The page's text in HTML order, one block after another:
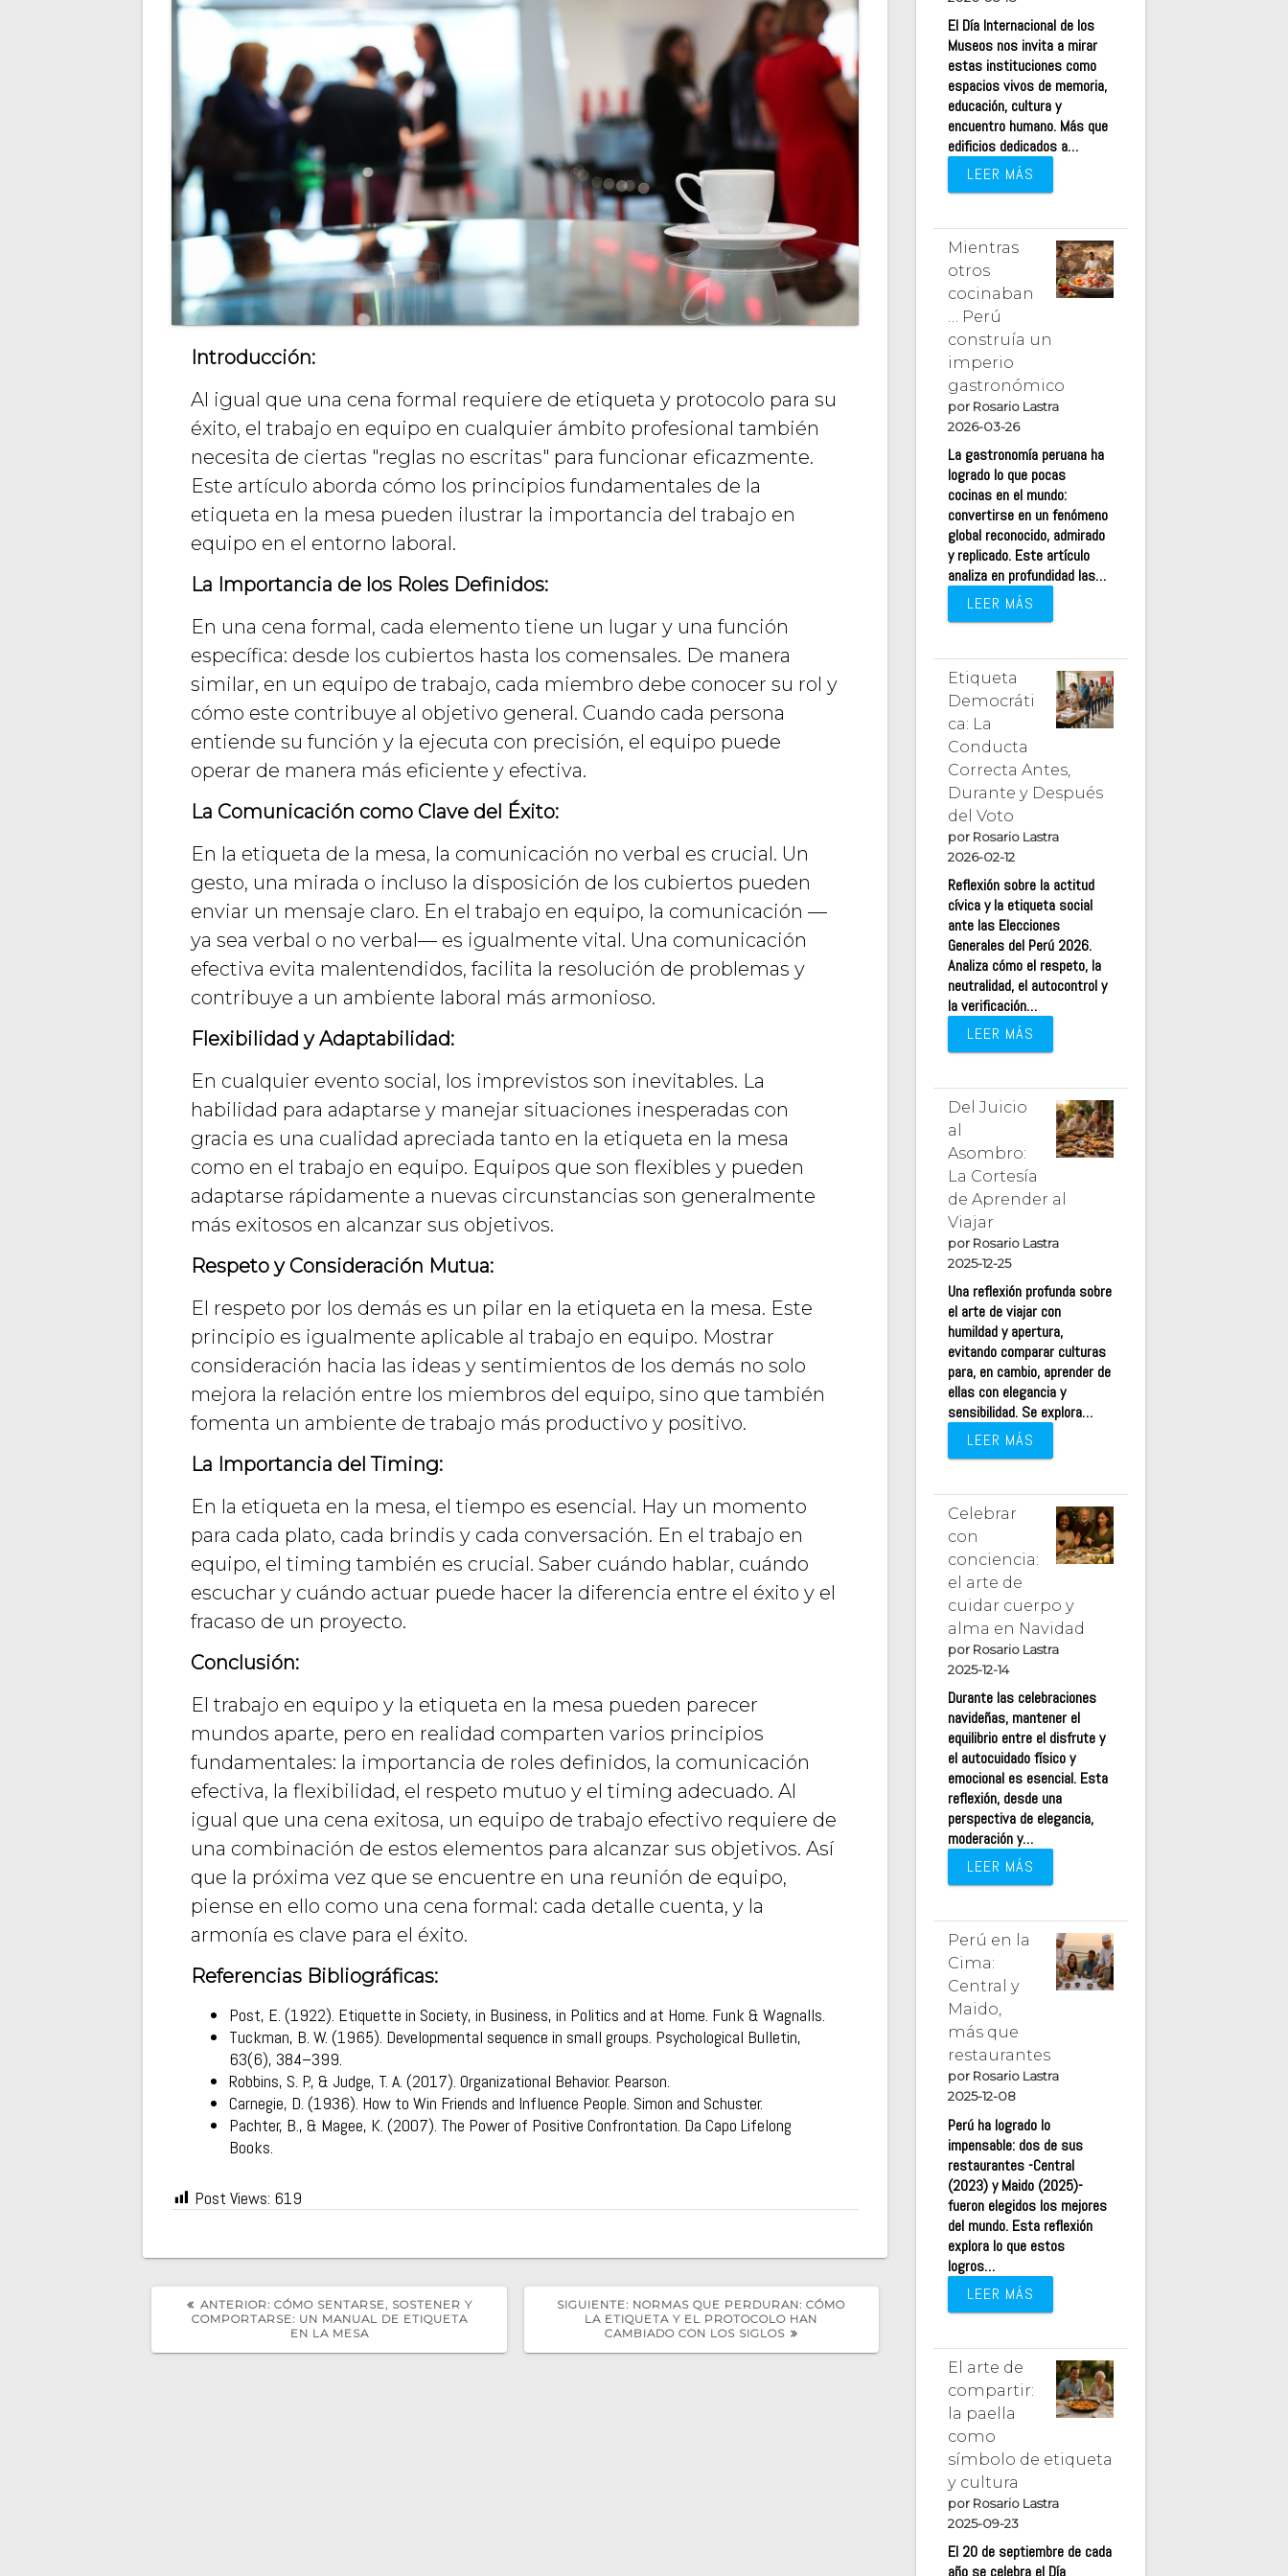
Introducción:
Al igual que una cena formal requiere de etiqueta y protocolo para su
éxito, el trabajo en equipo en cualquier ámbito profesional también
necesita de ciertas "reglas no escritas" para funcionar eficazmente.
Este artículo aborda cómo los principios fundamentales de la
etiqueta en la mesa pueden ilustrar la importancia del trabajo en
equipo en el entorno laboral.
La Importancia de los Roles Definidos:
En una cena formal, cada elemento tiene un lugar y una función
específica: desde los cubiertos hasta los comensales. De manera
similar, en un equipo de trabajo, cada miembro debe conocer su rol y
cómo este contribuye al objetivo general. Cuando cada persona
entiende su función y la ejecuta con precisión, el equipo puede
operar de manera más eficiente y efectiva.
La Comunicación como Clave del Éxito:
En la etiqueta de la mesa, la comunicación no verbal es crucial. Un
gesto, una mirada o incluso la disposición de los cubiertos pueden
enviar un mensaje claro. En el trabajo en equipo, la comunicación —
ya sea verbal o no verbal— es igualmente vital. Una comunicación
efectiva evita malentendidos, facilita la resolución de problemas y
contribuye a un ambiente laboral más armonioso.
Flexibilidad y Adaptabilidad:
En cualquier evento social, los imprevistos son inevitables. La
habilidad para adaptarse y manejar situaciones inesperadas con
gracia es una cualidad apreciada tanto en la etiqueta en la mesa
como en el trabajo en equipo. Equipos que son flexibles y pueden
adaptarse rápidamente a nuevas circunstancias son generalmente
más exitosos en alcanzar sus objetivos.
Respeto y Consideración Mutua:
El respeto por los demás es un pilar en la etiqueta en la mesa. Este
principio es igualmente aplicable al trabajo en equipo. Mostrar
consideración hacia las ideas y sentimientos de los demás no solo
mejora la relación entre los miembros del equipo, sino que también
fomenta un ambiente de trabajo más productivo y positivo.
La Importancia del Timing:
En la etiqueta en la mesa, el tiempo es esencial. Hay un momento
para cada plato, cada brindis y cada conversación. En el trabajo en
equipo, el timing también es crucial. Saber cuándo hablar, cuándo
escuchar y cuándo actuar puede hacer la diferencia entre el éxito y el
fracaso de un proyecto.
Conclusión:
El trabajo en equipo y la etiqueta en la mesa pueden parecer
mundos aparte, pero en realidad comparten varios principios
fundamentales: la importancia de roles definidos, la comunicación
efectiva, la flexibilidad, el respeto mutuo y el timing adecuado. Al
igual que una cena exitosa, un equipo de trabajo efectivo requiere de
una combinación de estos elementos para alcanzar sus objetivos. Así
que la próxima vez que se encuentre en una reunión de equipo,
piense en ello como una cena formal: cada detalle cuenta, y la
armonía es clave para el éxito.
Referencias Bibliográficas:
Post, E. (1922). Etiquette in Society, in Business, in Politics and at Home. Funk & Wagnalls.
Tuckman, B. W. (1965). Developmental sequence in small groups. Psychological Bulletin,
63(6), 384–399.
Robbins, S. P., & Judge, T. A. (2017). Organizational Behavior. Pearson.
Carnegie, D. (1936). How to Win Friends and Influence People. Simon and Schuster.
Pachter, B., & Magee, K. (2007). The Power of Positive Confrontation. Da Capo Lifelong
Books.
Post Views: 619
ANTERIOR: POST
ANTERIOR:
CÓMO SENTARSE, SOSTENER Y
COMPORTARSE: UN MANUAL DE ETIQUETA
EN LA MESA
SIGUIENTE: SIGUIENTE
POST:
NORMAS QUE PERDURAN: CÓMO
LA ETIQUETA Y EL PROTOCOLO HAN
CAMBIADO CON LOS SIGLOS
El Día Internacional de los
Museos nos invita a mirar
estas instituciones como
espacios vivos de memoria,
educación, cultura y
encuentro humano. Más que
edificios dedicados a…
LEER MÁS
Mientras
otros
cocinaban
… Perú
construía un
imperio
gastronómico
por Rosario Lastra
2026-03-26
La gastronomía peruana ha
logrado lo que pocas
cocinas en el mundo:
convertirse en un fenómeno
global reconocido, admirado
y replicado. Este artículo
analiza en profundidad las…
LEER MÁS
Etiqueta
Democráti
ca: La
Conducta
Correcta Antes,
Durante y Después
del Voto
por Rosario Lastra
2026-02-12
Reflexión sobre la actitud
cívica y la etiqueta social
ante las Elecciones
Generales del Perú 2026.
Analiza cómo el respeto, la
neutralidad, el autocontrol y
la verificación…
LEER MÁS
Del Juicio
al
Asombro:
La Cortesía
de Aprender al
Viajar
por Rosario Lastra
2025-12-25
Una reflexión profunda sobre
el arte de viajar con
humildad y apertura,
evitando comparar culturas
para, en cambio, aprender de
ellas con elegancia y
sensibilidad. Se explora…
LEER MÁS
Celebrar
con
conciencia:
el arte de
cuidar cuerpo y
alma en Navidad
por Rosario Lastra
2025-12-14
Durante las celebraciones
navideñas, mantener el
equilibrio entre el disfrute y
el autocuidado físico y
emocional es esencial. Esta
reflexión, desde una
perspectiva de elegancia,
moderación y…
LEER MÁS
Perú en la
Cima:
Central y
Maido,
más que
restaurantes
por Rosario Lastra
2025-12-08
Perú ha logrado lo
impensable: dos de sus
restaurantes -Central
(2023) y Maido (2025)-
fueron elegidos los mejores
del mundo. Esta reflexión
explora lo que estos
logros…
LEER MÁS
El arte de
compartir:
la paella
como
símbolo de etiqueta
y cultura
por Rosario Lastra
2025-09-23
El 20 de septiembre de cada
año se celebra el Día